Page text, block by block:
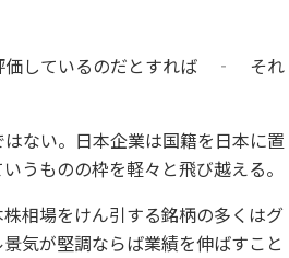
価しているのだとすれば ‐ それ
ない。日本企業は国籍を日本に置
うものの枠を軽々と飛び越える。
相場をけん引する銘柄の多くはグ
気が堅調ならば業績を伸ばすこと